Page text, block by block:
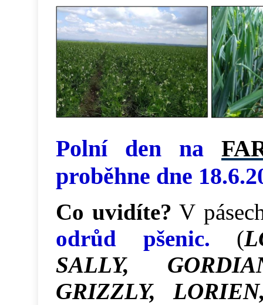
Polní den na
proběhne dne
Co uvidíte? V
odrůd pšenic. (
SALLY,
GRIZZLY,